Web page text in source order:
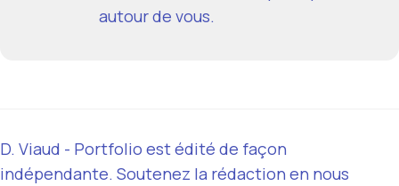
autour de vous.
D. Viaud - Portfolio est édité de façon
indépendante. Soutenez la rédaction en nous